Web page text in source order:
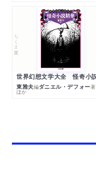
ちくま文庫
東雅夫編ダニエル・デフォー著
ほか